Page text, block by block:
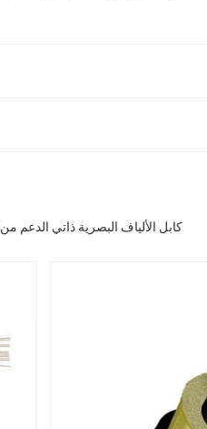
كابل الألياف البصرية ذاتي الدعم من OEM يمتد تصميم غزل الأراميد المرن عاليًا إلى 150 مترًا من مزايا كابل الألياف البصرية